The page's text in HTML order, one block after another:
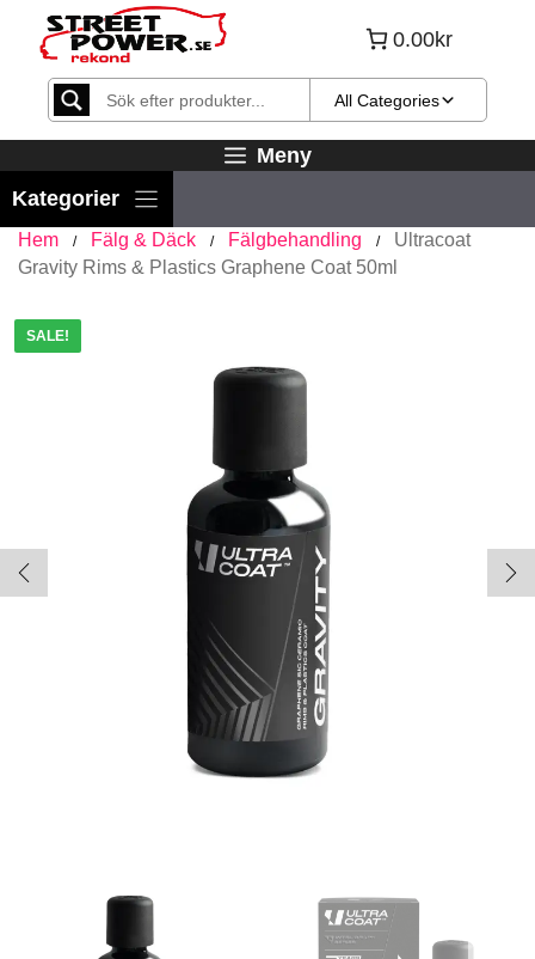
Hoppa
innehåll
0.00kr
All Categories
Meny
Hem / Fälg & Däck / Fälgbehandling /
Ultracoat
Gravity Rims & Plastics Graphene Coat 50ml
SALE!